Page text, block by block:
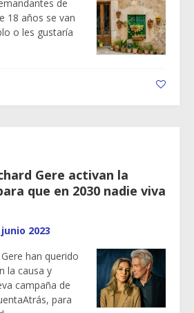
de
18 años se van
o les gustaría
Gere activan la
que en 2030 nadie viva
junio 2023
han querido
la causa y
campaña de
para